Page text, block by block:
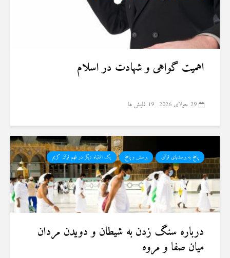
اهمیت گواهی و شهادت در اسلام
29 جولای 2026 19 نمایش ها
پاسخ به پرسشهای قرآنی پرسش و پاسخ یک اشتباه دیگر در فهم قرآن کریم
درباره سنگ زدن به شیطان و دویدن مردان
میان صفا و مروه